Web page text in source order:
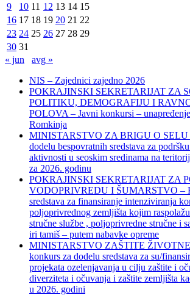
9
10 11 12 13 14 15
16 17 18 19 20 21 22
23 24 25 26 27 28 29
30 31
« jun
avg »
NIS – Zajednici zajedno 2026
POKRAJINSKI SEKRETARIJAT ZA
POLITIKU, DEMOGRAFIJU I
POLOVA – Javni konkursi –
Romkinja
MINISTARSTVO ZA BRIGU O SELU
dodelu bespovratnih sredstava za
aktivnosti u seoskim sredinama na
za 2026. godinu
POKRAJINSKI SEKRETARIJAT ZA
VODOPRIVREDU I ŠUMARSTVO –
sredstava za finansiranje intenziviranja
poljoprivrednog zemljišta kojim
stručne službe , poljoprivredne stručne i
iri tamiš ‒ putem nabavke opreme
MINISTARSTVO ZAŠTITE ŽIVOTNE
konkurs za dodelu sredstava za su/
projekata ozelenjavanja u cilju zaštite i
diverziteta i očuvanja i zaštite zemljišta
u 2026. godini